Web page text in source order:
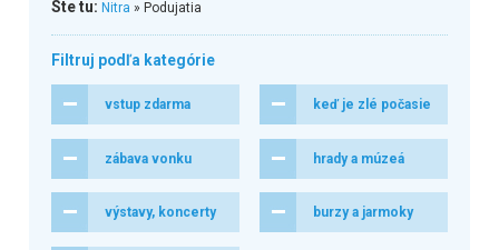
Ste tu: Nitra » Podujatia
Filtruj podľa kategórie
vstup zdarma keď je zlé počasie
zábava vonku hrady a múzeá
výstavy, koncerty burzy a jarmoky